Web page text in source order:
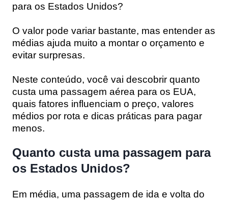
para os Estados Unidos?
O valor pode variar bastante, mas entender as
médias ajuda muito a montar o orçamento e
evitar surpresas.
Neste conteúdo, você vai descobrir quanto
custa uma passagem aérea para os EUA,
quais fatores influenciam o preço, valores
médios por rota e dicas práticas para pagar
menos.
Quanto custa uma passagem para
os Estados Unidos?
Em média, uma passagem de ida e volta do